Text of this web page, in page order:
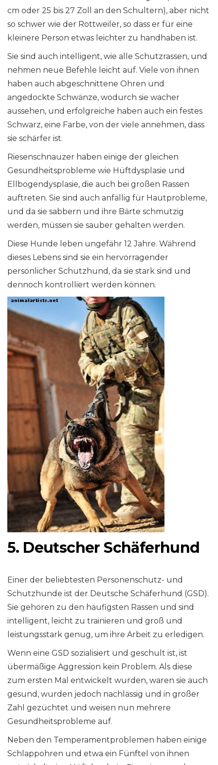
cm oder 25 bis 27 Zoll an den Schultern), aber nicht
so schwer wie der Rottweiler, so dass er für eine
kleinere Person etwas leichter zu handhaben ist.
Sie sind auch intelligent, wie alle Schutzrassen, und
nehmen neue Befehle leicht auf. Viele von ihnen
haben auch abgeschnittene Ohren und
angedockte Schwänze, wodurch sie wacher
aussehen, und erfolgreiche haben auch ein festes
Schwarz, eine Farbe, von der viele annehmen, dass
sie schärfer ist.
Riesenschnauzer haben einige der gleichen
Gesundheitsprobleme wie Hüftdysplasie und
Ellbogendysplasie, die auch bei großen Rassen
auftreten. Sie sind auch anfällig für Hautprobleme,
und da sie sabbern und ihre Bärte schmutzig
werden, müssen sie sauber gehalten werden.
Diese Hunde leben ungefähr 12 Jahre. Während
dieses Lebens sind sie ein hervorragender
persönlicher Schutzhund, da sie stark sind und
dennoch kontrolliert werden können.
5. Deutscher Schäferhund
Einer der beliebtesten Personenschutz- und
Schutzhunde ist der Deutsche Schäferhund (GSD).
Sie gehören zu den häufigsten Rassen und sind
intelligent, leicht zu trainieren und groß und
leistungsstark genug, um ihre Arbeit zu erledigen.
Wenn eine GSD sozialisiert und geschult ist, ist
übermäßige Aggression kein Problem. Als diese
zum ersten Mal entwickelt wurden, waren sie auch
gesund, wurden jedoch nachlässig und in großer
Zahl gezüchtet und weisen nun mehrere
Gesundheitsprobleme auf.
Neben den Temperamentproblemen haben einige
Schlappohren und etwa ein Fünftel von ihnen